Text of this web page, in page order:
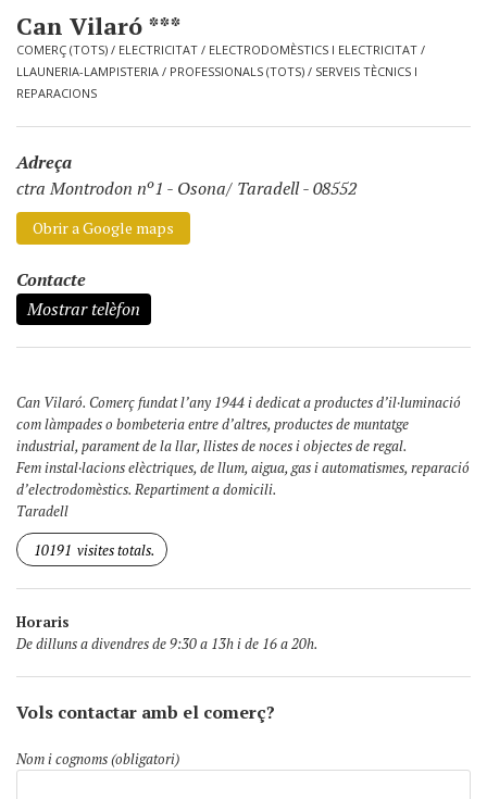
Can Vilaró ***
COMERÇ (TOTS) / ELECTRICITAT / ELECTRODOMÈSTICS I ELECTRICITAT /
LLAUNERIA-LAMPISTERIA / PROFESSIONALS (TOTS) / SERVEIS TÈCNICS I
REPARACIONS
Adreça
ctra Montrodon nº1 - Osona/ Taradell - 08552
Obrir a Google maps
Contacte
Mostrar telèfon
Can Vilaró. Comerç fundat l’any 1944 i dedicat a productes d’il·luminació
com làmpades o bombeteria entre d’altres, productes de muntatge
industrial, parament de la llar, llistes de noces i objectes de regal.
Fem instal·lacions elèctriques, de llum, aigua, gas i automatismes, reparació
d’electrodomèstics. Repartiment a domicili.
Taradell
10191 visites totals.
Horaris
De dilluns a divendres de 9:30 a 13h i de 16 a 20h.
Vols contactar amb el comerç?
Nom i cognoms (obligatori)